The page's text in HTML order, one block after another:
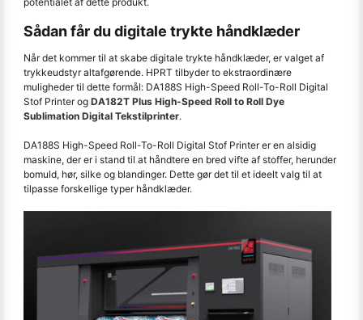
Sådan får du digitale trykte håndklæder
Når det kommer til at skabe digitale trykte håndklæder, er valget af
trykkeudstyr altafgørende. HPRT tilbyder to ekstraordinære
muligheder til dette formål: DA188S High-Speed Roll-To-Roll Digital
Stof Printer og DA182T Plus High-Speed Roll to Roll Dye
Sublimation Digital Tekstilprinter.
DA188S High-Speed Roll-To-Roll Digital Stof Printer er en alsidig
maskine, der er i stand til at håndtere en bred vifte af stoffer, herunder
bomuld, hør, silke og blandinger. Dette gør det til et ideelt valg til at
tilpasse forskellige typer håndklæder.